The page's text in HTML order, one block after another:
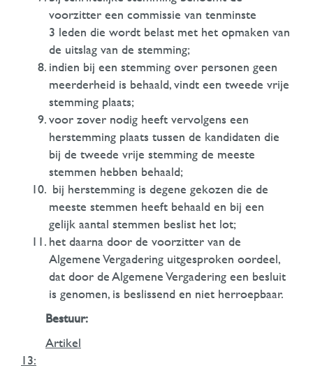
voorzitter een commissie van tenminste
3 leden die wordt belast met het opmaken van
de uitslag van de stemming;
indien bij een stemming over personen geen
meerderheid is behaald, vindt een tweede vrije
stemming plaats;
voor zover nodig heeft vervolgens een
herstemming plaats tussen de kandidaten die
bij de tweede vrije stemming de meeste
stemmen hebben behaald;
bij herstemming is degene gekozen die de
meeste stemmen heeft behaald en bij een
gelijk aantal stemmen beslist het lot;
het daarna door de voorzitter van de
Algemene Vergadering uitgesproken oordeel,
dat door de Algemene Vergadering een besluit
is genomen, is beslissend en niet herroepbaar.
Bestuur:
Artikel
13: